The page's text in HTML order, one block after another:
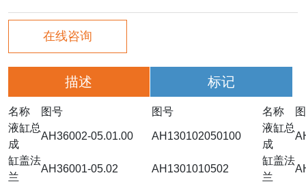
在线咨询
描述 标记
名称 图号 图号 名称
液缸总
成
AH36002-05.01.00 AH130102050100
液缸总
成
缸盖法
兰
AH36001-05.02 AH1301010502
缸盖法
兰